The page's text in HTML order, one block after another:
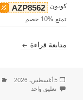
كوبون: AZP8562
تمتع %10 خصم .
متابعة قراءة كود خصم Arzopa – خصم 10%
نُشرت
في
5 أغسطس، 2026
تعليق واحد